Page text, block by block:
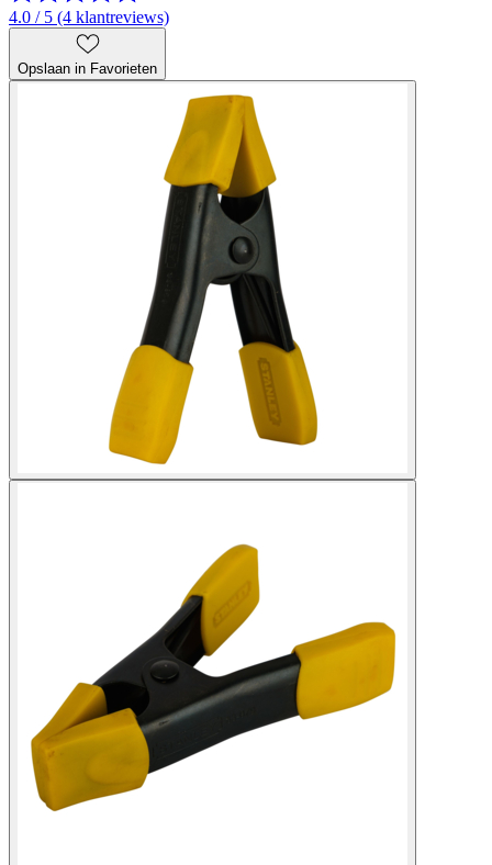
4.0 / 5 (4 klantreviews)
Opslaan in Favorieten